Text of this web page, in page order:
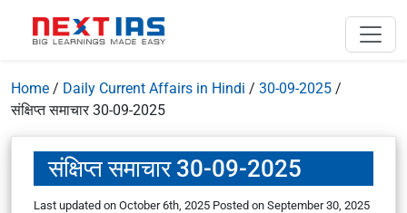
Home / Daily Current Affairs in Hindi / 30-09-2025 /
संक्षिप्त समाचार 30-09-2025
संक्षिप्त समाचार 30-09-2025
Last updated on October 6th, 2025 Posted on September 30, 2025